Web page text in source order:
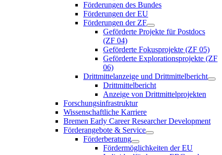
Förderungen des Bundes
Förderungen der EU
Förderungen der ZF
Geförderte Projekte für Postdocs
(ZF 04)
Geförderte Fokusprojekte (ZF 05)
Geförderte Explorationsprojekte (ZF
06)
Drittmittelanzeige und Drittmittelbericht
Drittmittelbericht
Anzeige von Drittmittelprojekten
Forschungsinfrastruktur
Wissenschaftliche Karriere
Bremen Early Career Researcher Development
Förderangebote & Service
Förderberatung
Fördermöglichkeiten der EU